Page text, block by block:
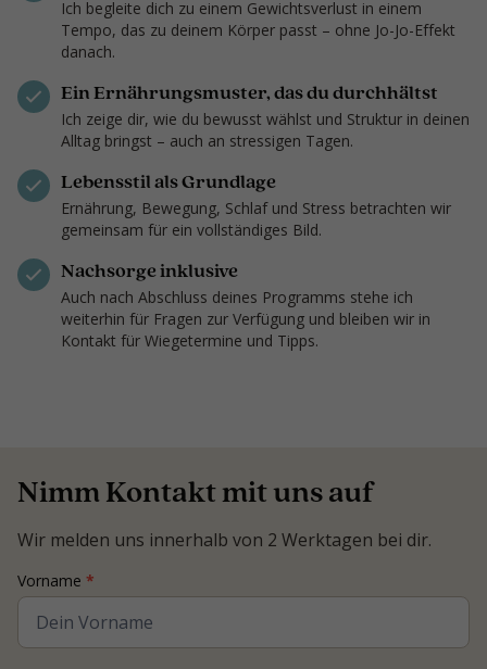
Ich begleite dich zu einem Gewichtsverlust in einem
Tempo, das zu deinem Körper passt – ohne Jo-Jo-Effekt
danach.
Ein Ernährungsmuster, das du durchhältst
Ich zeige dir, wie du bewusst wählst und Struktur in deinen
Alltag bringst – auch an stressigen Tagen.
Lebensstil als Grundlage
Ernährung, Bewegung, Schlaf und Stress betrachten wir
gemeinsam für ein vollständiges Bild.
Nachsorge inklusive
Auch nach Abschluss deines Programms stehe ich
weiterhin für Fragen zur Verfügung und bleiben wir in
Kontakt für Wiegetermine und Tipps.
Nimm Kontakt mit uns auf
Wir melden uns innerhalb von 2 Werktagen bei dir.
Contact
Coach
Vorname *